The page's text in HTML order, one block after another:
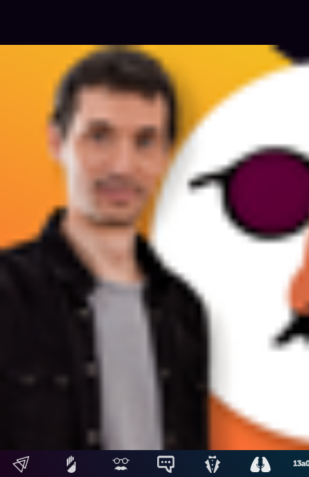
Películas y series que nacieron como
historieta (y quizás usted no lo sepa)
NICO PERUZZO
No Toquen Nada • 15/02/2023
Siguientes
Diseño, desarrollo y contenidos: Equipo Digital de Magnolio